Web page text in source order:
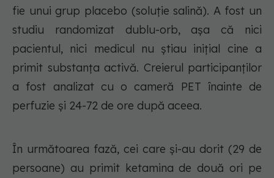
fie unui grup placebo (soluție salină). A fost un
studiu randomizat dublu-orb, așa că nici
pacientul, nici medicul nu știau inițial cine a
primit substanța activă. Creierul participanților
a fost analizat cu o cameră PET înainte de
perfuzie și 24-72 de ore după aceea.
În următoarea fază, cei care și-au dorit (29 de
persoane) au primit ketamina de două ori pe